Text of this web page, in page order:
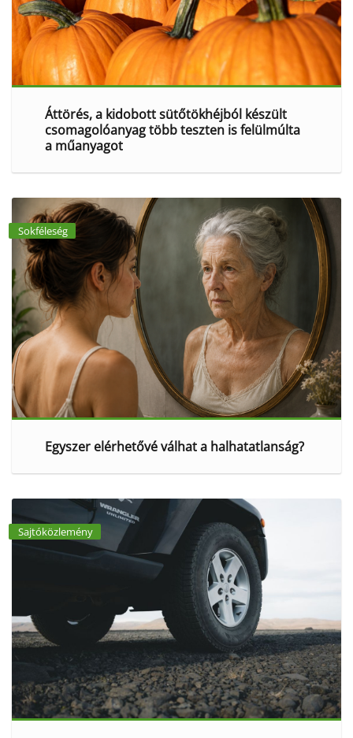
Áttörés, a kidobott sütőtökhéjból készült
csomagolóanyag több teszten is felülmúlta
a műanyagot
Sokféleség
Egyszer elérhetővé válhat a halhatatlanság?
Sajtóközlemény